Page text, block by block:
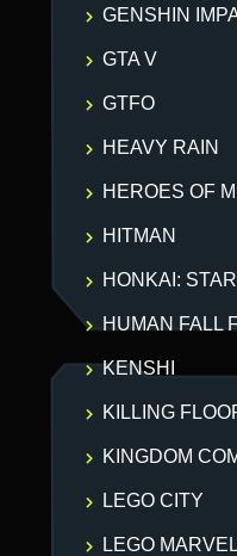
GENSHIN
GTA V
GTFO
HEAVY RAIN
HEROES OF
HITMAN
HONKAI:
HUMAN FALL
KENSHI
KILLING
KINGDOM
LEGO CITY
LEGO MARVEL